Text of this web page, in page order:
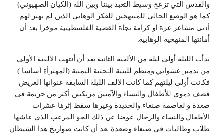
والقدس التي تزعج وسيط التعبد بيننا وبين الله (الكيان الصهيوني)
كما هو الوضع الحالي للمنتهجين للفكر الوهابي الذين لم تهتز لهم
أدنى مشاعر عزة او كرامة تجاة القضية الفلسطينية مؤخرا بعد أن
أماتتها المنهجية الوهابية.
بدأت الليلة أولى ليلة من الألفية الثانية بعد أن أنتهت الألفية الأولى
من تدمير عشوائي ومنظم للبنية التحتية اليمنية (المهترأة أساسا )
فكانت أولى ليلتهم كما كانت الالف الليلة السابقة عنوانها العريض
قصف دموي للأطفال والنساء والآمنين مرتكبين أكثر من جريمة في
صعدة والعاصمة صنعاء والحديدة وغيرها سقط إثرها عشرات
الأطفال والنساء والرجال عوضا عن ذلك الجو المرعب الذي عاشها
طلاب وطالبات في صنعاء وصعدة بعد أن كانت صواريخ هذا الشيطان